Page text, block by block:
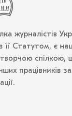
журналістів
її Статутом, є
спілкою,
працівників